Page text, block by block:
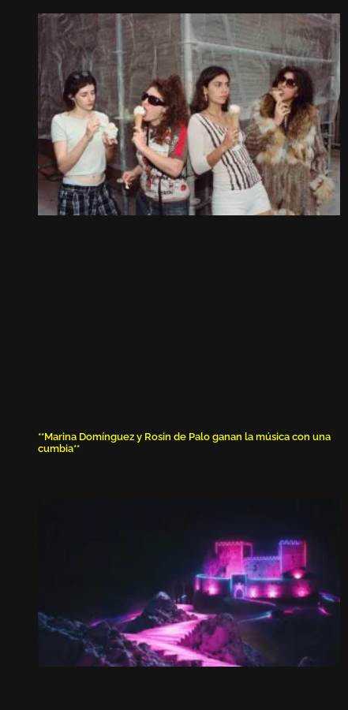
**Marina Domínguez y Rosin de Palo ganan la música con una
cumbia**